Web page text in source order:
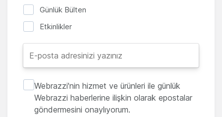
Günlük Bülten
Etkinlikler
Webrazzi'nin hizmet ve ürünleri ile günlük
Webrazzi haberlerine ilişkin olarak epostalar
göndermesini onaylıyorum.